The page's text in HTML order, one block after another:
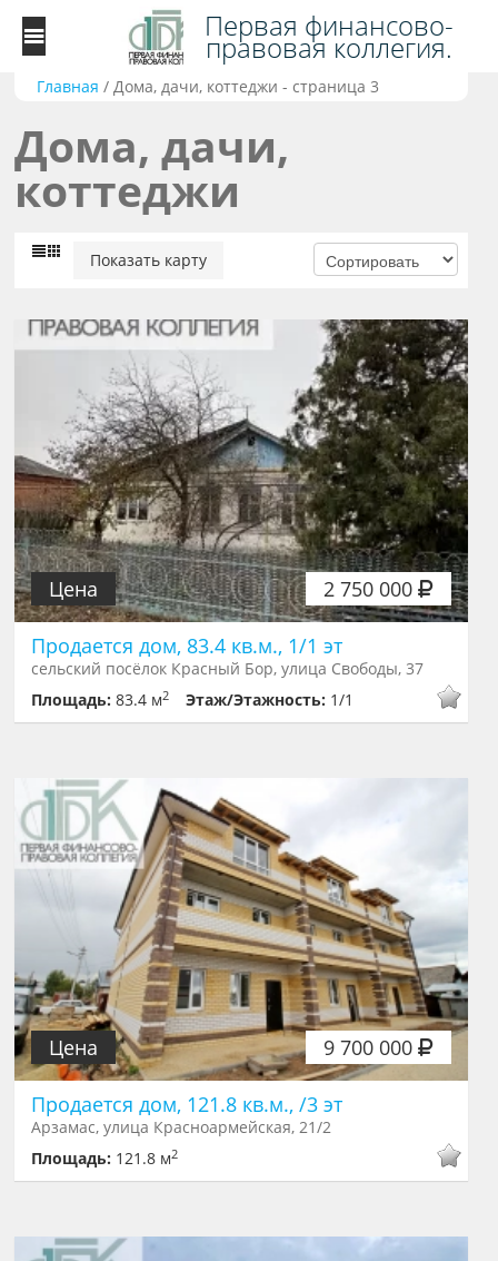
Первая финансово-
правовая коллегия.
Главная /Дома, дачи, коттеджи - страница 3
Дома, дачи,
коттеджи
Показать карту
2 750 000
Цена
Продается дом, 83.4 кв.м., 1/1 эт
сельский посёлок Красный Бор, улица Свободы, 37
Площадь:83.4 м2 Этаж/Этажность: 1/1
9 700 000
Цена
Продается дом, 121.8 кв.м., /3 эт
Арзамас, улица Красноармейская, 21/2
Площадь: 121.8 м2